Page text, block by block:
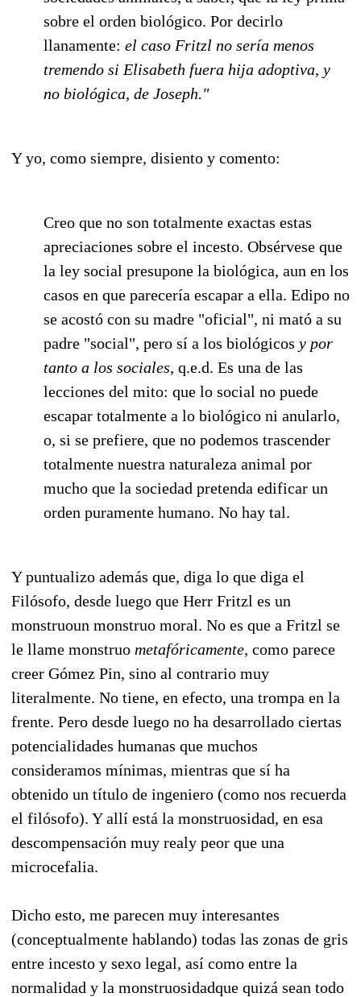
sobre el orden biológico. Por decirlo
llanamente: el caso Fritzl no sería menos
tremendo si Elisabeth fuera hija adoptiva, y
no biológica, de Joseph."
Y yo, como siempre, disiento y comento:
Creo que no son totalmente exactas estas
apreciaciones sobre el incesto. Obsérvese que
la ley social presupone la biológica, aun en los
casos en que parecería escapar a ella. Edipo no
se acostó con su madre "oficial", ni mató a su
padre "social", pero sí a los biológicos y por
tanto a los sociales, q.e.d. Es una de las
lecciones del mito: que lo social no puede
escapar totalmente a lo biológico ni anularlo,
o, si se prefiere, que no podemos trascender
totalmente nuestra naturaleza animal por
mucho que la sociedad pretenda edificar un
orden puramente humano. No hay tal.
Y puntualizo además que, diga lo que diga el
Filósofo, desde luego que Herr Fritzl es un
monstruoun monstruo moral. No es que a Fritzl se
le llame monstruo metafóricamente, como parece
creer Gómez Pin, sino al contrario muy
literalmente. No tiene, en efecto, una trompa en la
frente. Pero desde luego no ha desarrollado ciertas
potencialidades humanas que muchos
consideramos mínimas, mientras que sí ha
obtenido un título de ingeniero (como nos recuerda
el filósofo). Y allí está la monstruosidad, en esa
descompensación muy realy peor que una
microcefalia.
Dicho esto, me parecen muy interesantes
(conceptualmente hablando) todas las zonas de gris
entre incesto y sexo legal, así como entre la
normalidad y la monstruosidadque quizá sean todo